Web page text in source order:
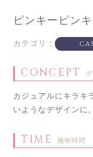
ピンキーピン
カテゴリ：
CONCEPT
カジュアルにキラキ
いようなデザインに。
TIME 施術時間